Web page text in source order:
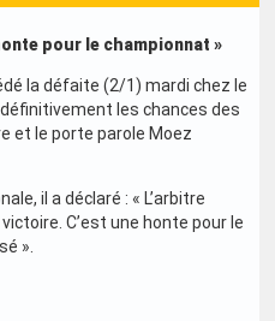
pour le championnat »
la défaite (2/1) mardi chez le
les chances des
et le porte parole Moez
il a déclaré : « L’arbitre
C’est une honte pour le
».